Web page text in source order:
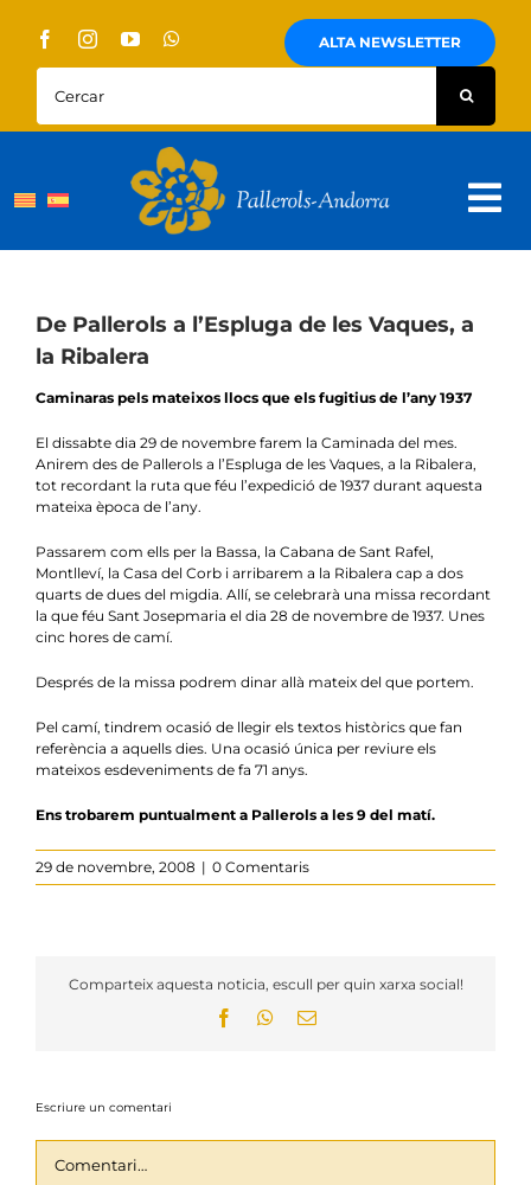
content
ALTA NEWSLETTER
Cercar:
Sobre Nosaltres
Pallerols
Visites guiades
Territori i cultura
Agenda
Contacte
De Pallerols a l’Espluga de les Vaques, a
la Ribalera
Caminaras pels mateixos llocs que els fugitius de l’any 1937
El dissabte dia 29 de novembre farem la Caminada del mes.
Anirem des de Pallerols a l’Espluga de les Vaques, a la Ribalera,
tot recordant la ruta que féu l’expedició de 1937 durant aquesta
mateixa època de l’any.
Passarem com ells per la Bassa, la Cabana de Sant Rafel,
Montlleví, la Casa del Corb i arribarem a la Ribalera cap a dos
quarts de dues del migdia. Allí, se celebrarà una missa recordant
la que féu Sant Josepmaria el dia 28 de novembre de 1937. Unes
cinc hores de camí.
Després de la missa podrem dinar allà mateix del que portem.
Pel camí, tindrem ocasió de llegir els textos històrics que fan
referència a aquells dies. Una ocasió única per reviure els
mateixos esdeveniments de fa 71 anys.
Ens trobarem puntualment a Pallerols a les 9 del matí.
29 de novembre, 2008 | 0 Comentaris
Comparteix aquesta noticia, escull per quin xarxa social!
FacebookWhatsApp
Email:
Escriure un comentari